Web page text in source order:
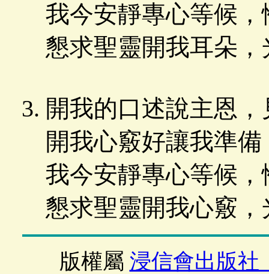
我今安靜專心等候
懇求聖靈開我耳朵
開我的口述說主恩
開我心竅好讓我準
我今安靜專心等候
懇求聖靈開我心竅
版權屬 浸信會出版社